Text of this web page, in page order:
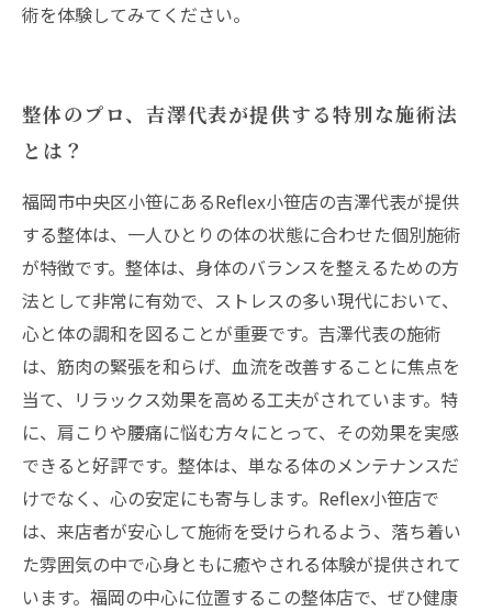
術を体験してみてください。
整体のプロ、吉澤代表が提供する特別な施術法
とは？
福岡市中央区小笹にあるReflex小笹店の吉澤代表が提供
する整体は、一人ひとりの体の状態に合わせた個別施術
が特徴です。整体は、身体のバランスを整えるための方
法として非常に有効で、ストレスの多い現代において、
心と体の調和を図ることが重要です。吉澤代表の施術
は、筋肉の緊張を和らげ、血流を改善することに焦点を
当て、リラックス効果を高める工夫がされています。特
に、肩こりや腰痛に悩む方々にとって、その効果を実感
できると好評です。整体は、単なる体のメンテナンスだ
けでなく、心の安定にも寄与します。Reflex小笹店で
は、来店者が安心して施術を受けられるよう、落ち着い
た雰囲気の中で心身ともに癒やされる体験が提供されて
います。福岡の中心に位置するこの整体店で、ぜひ健康